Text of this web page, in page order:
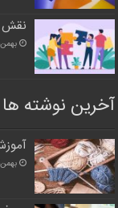
نقش
بهمن/۱۰ /
آخرین نوشته ها
بهمن/۹ /